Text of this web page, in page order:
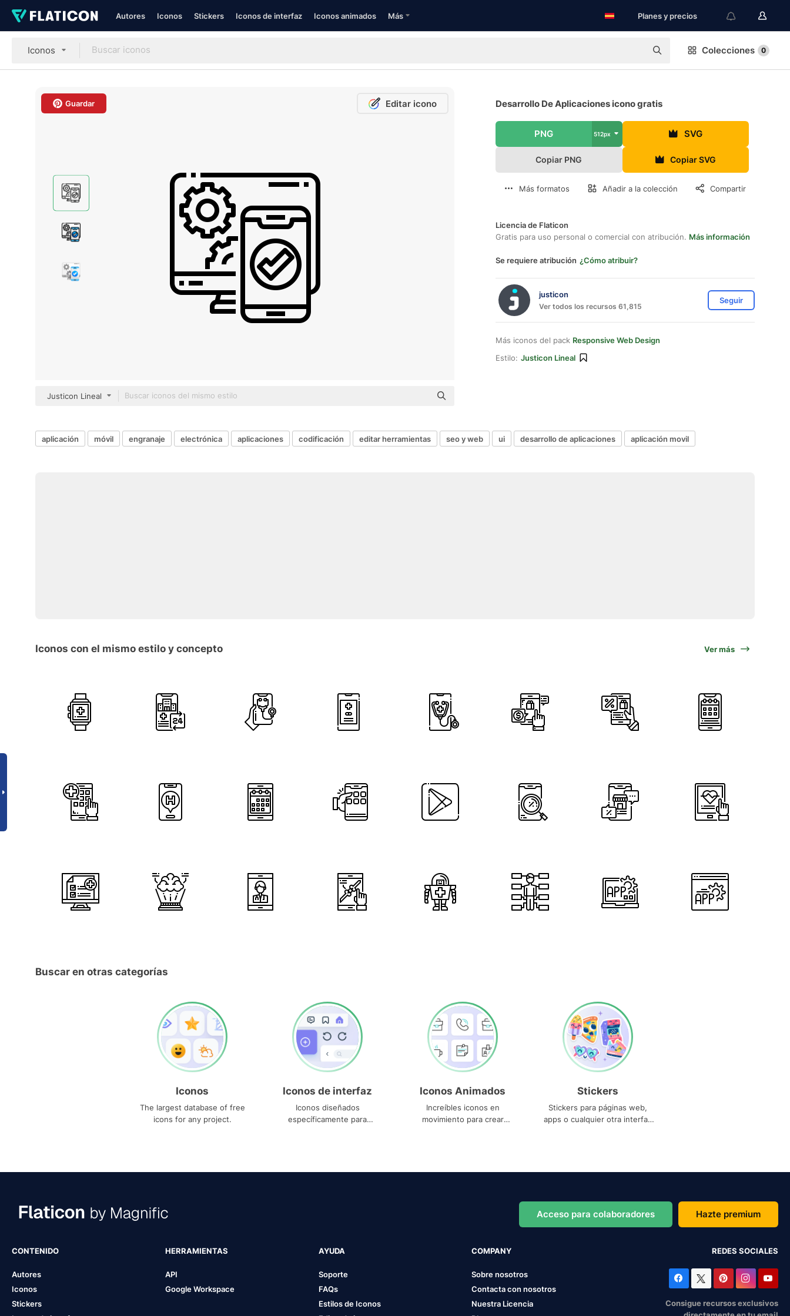
Autores Iconos Stickers Iconos de interfaz Iconos animados Más Planes y precios
Iconos Colecciones 0
Guardar Editar icono
Justicon Lineal
Desarrollo De Aplicaciones icono gratis
PNG 512px SVG
Copiar PNG Copiar SVG
Más formatos Añadir a la colección Compartir
Licencia de Flaticon
Gratis para uso personal o comercial con atribución. Más información
Se requiere atribución ¿Cómo atribuir?
justicon
Ver todos los recursos 61,815
Seguir
Más iconos del pack Responsive Web Design
Estilo: Justicon Lineal
aplicación móvil engranaje electrónica aplicaciones codificación editar herramientas seo y web ui desarrollo de aplicaciones aplicación movil
Iconos con el mismo estilo y concepto Ver más
Buscar en otras categorías
Iconos
The largest database of free
icons for any project.
Iconos de interfaz
Iconos diseñados
específicamente para
Iconos Animados
Increíbles iconos en
movimiento para crear
Stickers
Stickers para páginas web,
apps o cualquier otra interfaz
Acceso para colaboradores Hazte premium
CONTENIDO
Autores
Iconos
Stickers
HERRAMIENTAS
API
Google Workspace
AYUDA
Soporte
FAQs
Estilos de Iconos
COMPANY
Sobre nosotros
Contacta con nosotros
Nuestra Licencia
REDES SOCIALES
Consigue recursos exclusivos